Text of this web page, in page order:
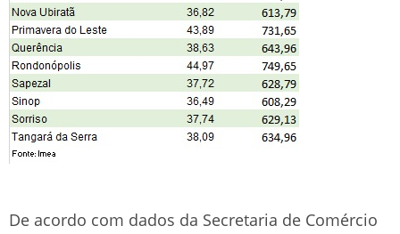
De acordo com dados da Secretaria de Comércio